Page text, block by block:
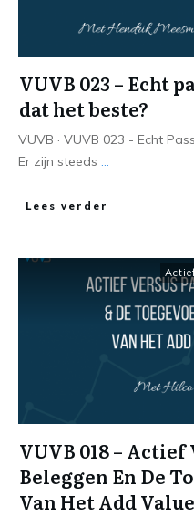
VUVB 023 – Echt
dat het beste?
VUVB · VUVB 023 - Echt
Er zijn steeds ...
Lees verder
VUVB 018 – Actief
Beleggen En De
Van Het Add